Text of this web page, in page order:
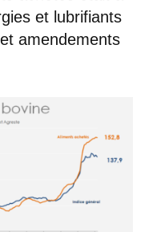
et lubrifiants
amendements